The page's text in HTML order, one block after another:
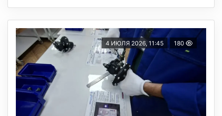
4 ИЮЛЯ 2026, 11:45 180